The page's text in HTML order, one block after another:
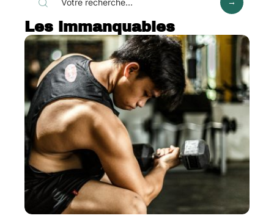
Les immanquables